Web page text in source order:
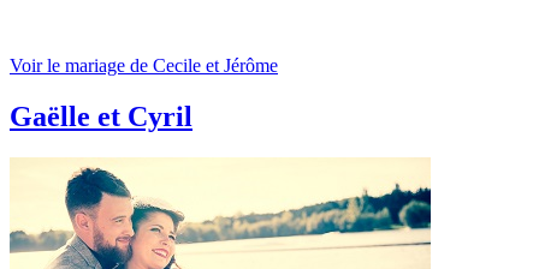
Voir le mariage de Cecile et Jérôme
Gaëlle et Cyril